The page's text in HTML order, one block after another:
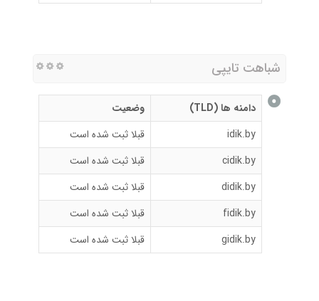
شباهت تایپی
دامنه ها (TLD)
وضعیت
idik.by
قبلا ثبت شده است
cidik.by
قبلا ثبت شده است
didik.by
قبلا ثبت شده است
fidik.by
قبلا ثبت شده است
gidik.by
قبلا ثبت شده است